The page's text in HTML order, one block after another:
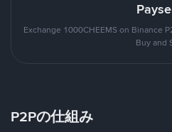
Exchange 1000CHEEMS on Binance
Buy and
P2Pの仕組み